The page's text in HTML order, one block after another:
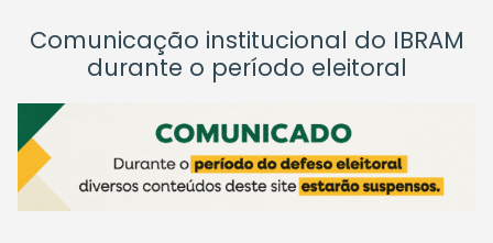
Comunicação institucional do IBRAM
durante o período eleitoral